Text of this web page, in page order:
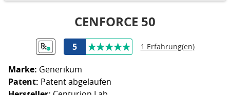
CENFORCE 50
5 1 Erfahrung(en)
Marke: Generikum
Patent: Patent abgelaufen